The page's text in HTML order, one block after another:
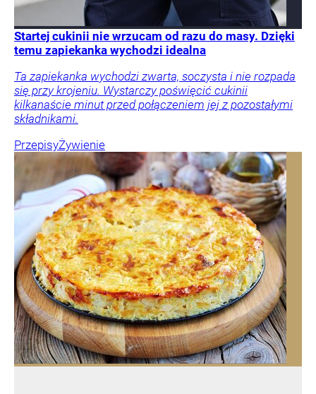
Startej cukinii nie wrzucam od razu do masy. Dzięki
temu zapiekanka wychodzi idealna
Ta zapiekanka wychodzi zwarta, soczysta i nie rozpada
się przy krojeniu. Wystarczy poświęcić cukinii
kilkanaście minut przed połączeniem jej z pozostałymi
składnikami.
PrzepisyŻywienie